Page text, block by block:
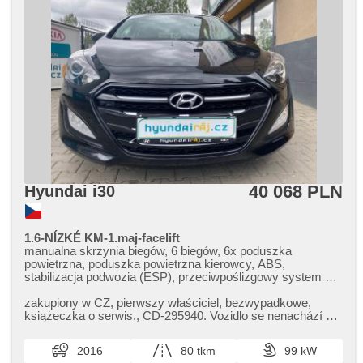
Hyundai i30 40 068 PLN
1.6-NÍZKÉ KM-1.maj-facelift
manualna skrzynia biegów, 6 biegów, 6x poduszka
powietrzna, poduszka powietrzna kierowcy, ABS,
stabilizacja podwozia (ESP), przeciwpoślizgowy system kół
kierowniczego, klimatyzacja, tempomat, światła do jazdy
dziennej, LED denní svícení, felgi aluminiowe, spełnia
bezklíčové odemykání, czujnik reflektorów, regulowana
kierownica, kierownica wielofunkcyjna, wyłączenie poduszki
zakupiony w CZ,​ pierwszy właściciel,​ bezwypadkowe,​
książeczka o serwis.,​ CD​-295940. Vozidlo se nenachází na
2016 80 tkm
99 kW